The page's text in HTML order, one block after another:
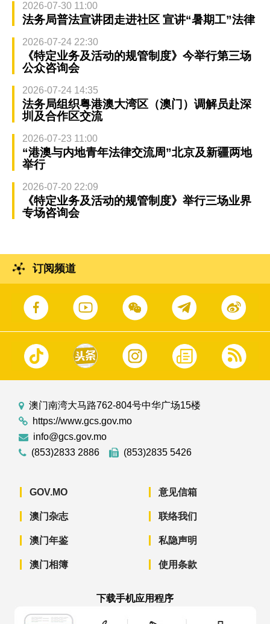
2026-07-30 11:00
法务局普法宣讲团走进社区 宣讲“暑期工”法律
2026-07-24 22:30
《特定业务及活动的规管制度》今举行第三场
公众咨询会
2026-07-24 14:35
法务局组织粤港澳大湾区（澳门）调解员赴深
圳及合作区交流
2026-07-23 11:00
“港澳与内地青年法律交流周”北京及新疆两地
举行
2026-07-20 22:09
《特定业务及活动的规管制度》举行三场业界
专场咨询会
订阅频道
澳门南湾大马路762-804号中华广场15楼
https://www.gcs.gov.mo
info@gcs.gov.mo
(853)2833 2886
(853)2835 5426
GOV.MO
澳门杂志
澳门年鉴
澳门相簿
意见信箱
联络我们
私隐声明
使用条款
下载手机应用程序